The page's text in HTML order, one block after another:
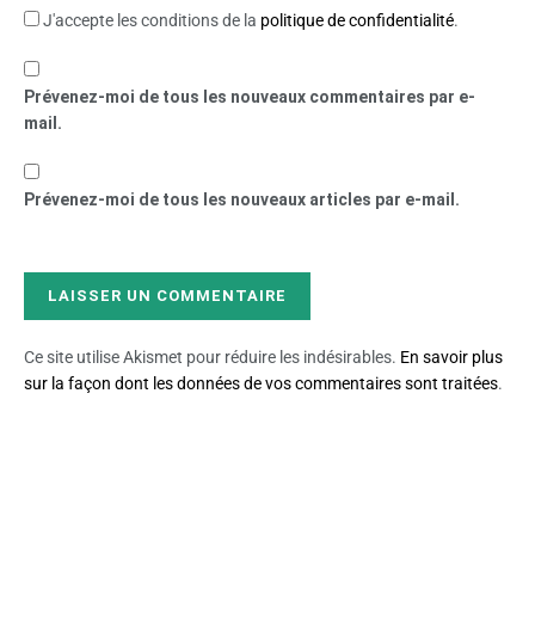
J'accepte les conditions de la politique de confidentialité.
Prévenez-moi de tous les nouveaux commentaires par e-
mail.
Prévenez-moi de tous les nouveaux articles par e-mail.
Ce site utilise Akismet pour réduire les indésirables. En savoir plus
sur la façon dont les données de vos commentaires sont traitées.